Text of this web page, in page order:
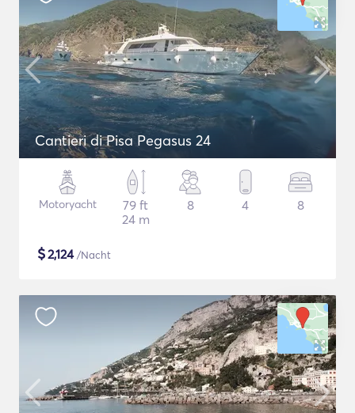
Cantieri di Pisa Pegasus 24
Motoryacht
79 ft
24 m
8 4 8
$2,124/Nacht